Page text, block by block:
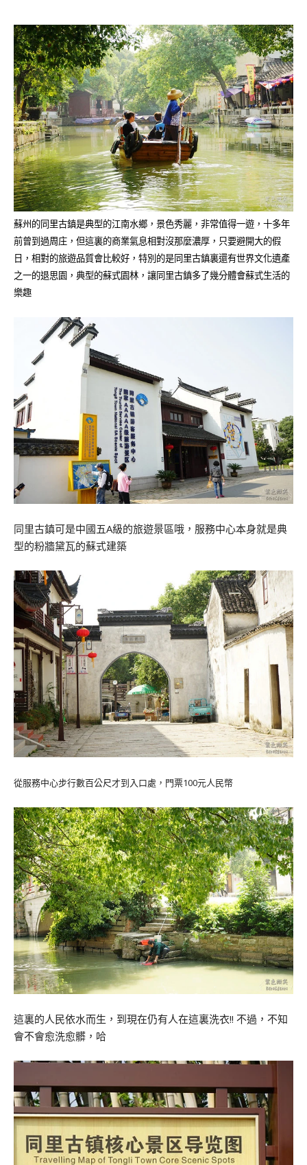
蘇州的同里古鎮是典型的江南水鄉，景色秀麗，非常值得一遊，十多年
前曾到過周庄，但這裏的商業氣息相對沒那麼濃厚，只要避開大的假
日，相對的旅遊品質會比較好，特別的是同里古鎮裏還有世界文化遺產
之一的退思園，典型的蘇式園林，讓同里古鎮多了幾分體會蘇式生活的
樂趣
同里古鎮可是中國五A級的旅遊景區哦，服務中心本身就是典
型的粉牆黛瓦的蘇式建築
從服務中心步行數百公尺才到入口處，門票100元人民幣
這裏的人民依水而生，到現在仍有人在這裏洗衣!! 不過，不知
會不會愈洗愈髒，哈